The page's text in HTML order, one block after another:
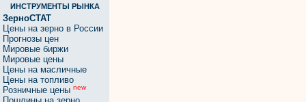
ИНСТРУМЕНТЫ РЫНКА
ЗерноСТАТ
Цены на зерно в России
Прогнозы цен
Мировые биржи
Мировые цены
Цены на масличные
Цены на топливо
Розничные цены new